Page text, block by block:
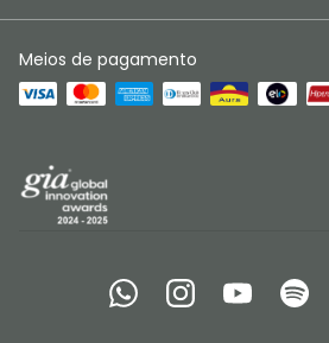
Meios de pagamento